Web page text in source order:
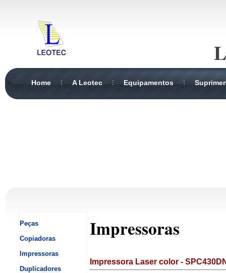
Home A Leotec Equipamentos
Peças
Copiadoras
Impressoras
Duplicadores
Impressoras
Impressora Laser color -